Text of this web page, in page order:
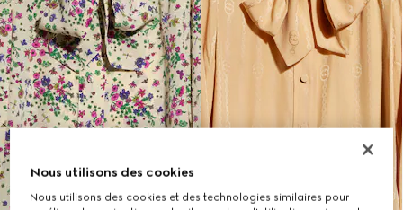
Nous utilisons des cookies
Nous utilisons des cookies et des technologies similaires pour